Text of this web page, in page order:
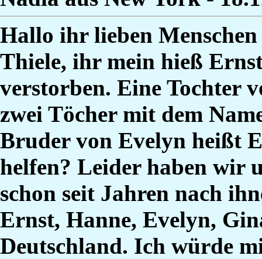
Hallo ihr lieben
Thiele, ihr mein hieß
verstorben. Eine Tochter
zwei Töcher mit dem
Bruder von Evelyn heißt
helfen? Leider haben wir
schon seit Jahren nach
Ernst, Hanne, Evelyn,
Deutschland. Ich würde